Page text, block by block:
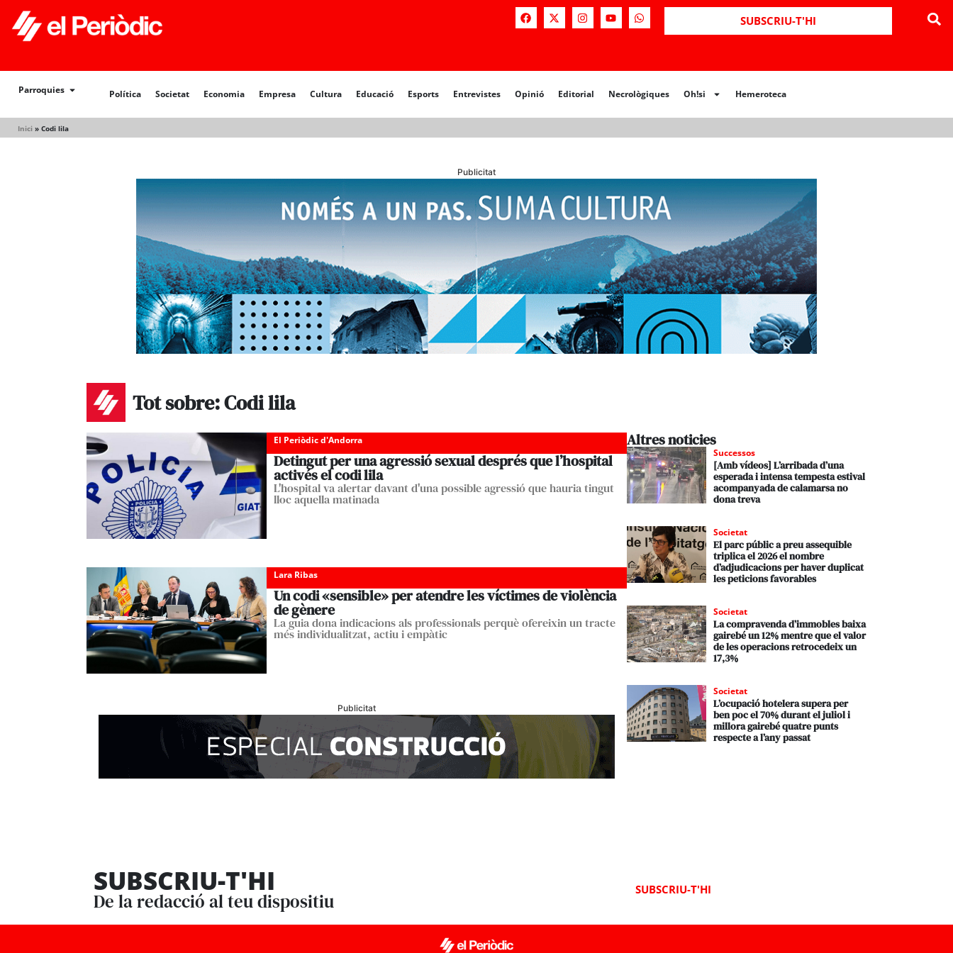
SUBSCRIU-T'HI
Parroquies Política Societat Economia Empresa Cultura Educació Esports Entrevistes Opinió Editorial Necrològiques Oh!si Hemeroteca
Inici » Codi lila
Política Societat Opinió Editorial Necrològiques Hemeroteca
Publicitat
Tot sobre: Codi lila
El Periòdic d'Andorra
Detingut per una agressió sexual després que l’hospital
activés el codi lila
L'hospital va alertar davant d'una possible agressió que hauria tingut
lloc aquella matinada
Lara Ribas
Un codi «sensible» per atendre les víctimes de violència
de gènere
La guia dona indicacions als professionals perquè ofereixin un tracte
més individualitzat, actiu i empàtic
Publicitat
Altres noticies
Successos
[Amb vídeos] L’arribada d’una
esperada i intensa tempesta estival
acompanyada de calamarsa no
dona treva
Societat
El parc públic a preu assequible
triplica el 2026 el nombre
d’adjudicacions per haver duplicat
les peticions favorables
Societat
La compravenda d’immobles baixa
gairebé un 12% mentre que el valor
de les operacions retrocedeix un
17,3%
Societat
L’ocupació hotelera supera per
ben poc el 70% durant el juliol i
millora gairebé quatre punts
respecte a l’any passat
SUBSCRIU-T'HI
De la redacció al teu dispositiu
SUBSCRIU-T'HI